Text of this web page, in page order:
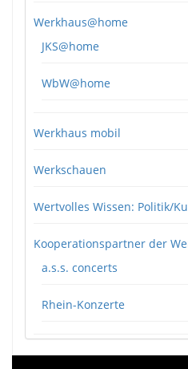
Werkhaus@home
JKS@home
WbW@home
Werkhaus mobil
Werkschauen
Wertvolles Wissen: Politik/
Kooperationspartner der
a.s.s. concerts
Rhein-Konzerte